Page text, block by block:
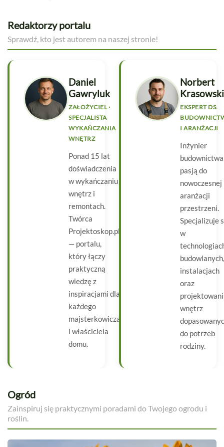
Redaktorzy portalu
Sprawdź, kto jest autorem na naszej stronie!
Daniel
Gawryluk
ZAŁOŻYCIEL ·
SPECJALISTA
WYKAŃCZANIA
WNĘTRZ
Ponad 15 lat
doświadczenia
w wykańczaniu
wnętrz i
remontach.
Twórca
Projektoskop.pl
— portalu,
który łączy
praktyczną
wiedzę z
inspiracjami dla
każdego
majsterkowicza
i właściciela
domu.
Norbert
Krasowski
EKSPERT DS.
I ARANŻACJI
Inżynier
pasją do
nowoczesnej
aranżacji
przestrzeni.
Specjalizuje
w
budowlanych,
instalacjach
oraz
wnętrz
do potrzeb
rodziny.
Ogród
Zainspiruj się praktycznymi poradami do Twojego ogrodu i
roślin.